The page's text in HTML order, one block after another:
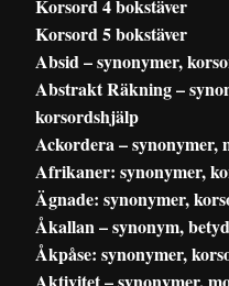
Korsord 4 bokstäver
Korsord 5 bokstäver
Absid – synonymer,
Abstrakt Räkning –
korsordshjälp
Ackordera – synonymer,
Afrikaner: synonymer,
Ägnade: synonymer,
Åkallan – synonym,
Åkpåse: synonymer,